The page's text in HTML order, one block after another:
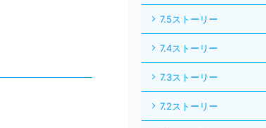
7.5ストーリー
7.4ストーリー
7.3ストーリー
7.2ストーリー